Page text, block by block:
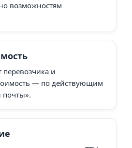
возможностям
перевозчика и
— по действующим